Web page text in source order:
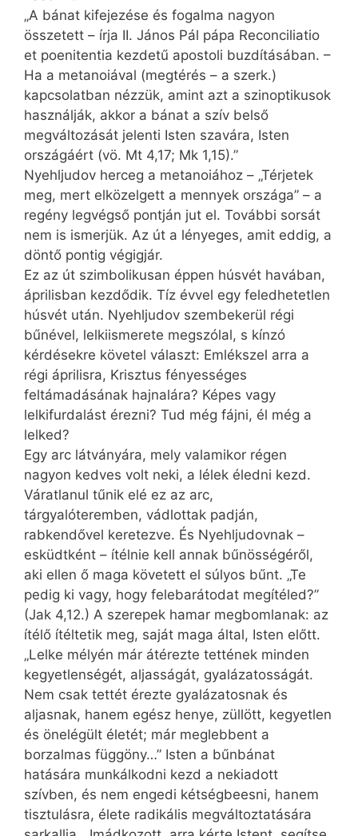
„A bánat kifejezése és fogalma nagyon
összetett – írja II. János Pál pápa Reconciliatio
et poenitentia kezdetű apostoli buzdításában. –
Ha a metanoiával (megtérés – a szerk.)
kapcsolatban nézzük, amint azt a szinoptikusok
használják, akkor a bánat a szív belső
megváltozását jelenti Isten szavára, Isten
országáért (vö. Mt 4,17; Mk 1,15).”
Nyehljudov herceg a metanoiához – „Térjetek
meg, mert elközelgett a mennyek országa” – a
regény legvégső pontján jut el. További sorsát
nem is ismerjük. Az út a lényeges, amit eddig, a
döntő pontig végigjár.
Ez az út szimbolikusan éppen húsvét havában,
áprilisban kezdődik. Tíz évvel egy feledhetetlen
húsvét után. Nyehljudov szembekerül régi
bűnével, lelkiismerete megszólal, s kínzó
kérdésekre követel választ: Emlékszel arra a
régi áprilisra, Krisztus fényességes
feltámadásának hajnalára? Képes vagy
lelkifurdalást érezni? Tud még fájni, él még a
lelked?
Egy arc látványára, mely valamikor régen
nagyon kedves volt neki, a lélek éledni kezd.
Váratlanul tűnik elé ez az arc,
tárgyalóteremben, vádlottak padján,
rabkendővel keretezve. És Nyehljudovnak –
esküdtként – ítélnie kell annak bűnösségéről,
aki ellen ő maga követett el súlyos bűnt. „Te
pedig ki vagy, hogy felebarátodat megítéled?”
(Jak 4,12.) A szerepek hamar megbomlanak: az
ítélő ítéltetik meg, saját maga által, Isten előtt.
„Lelke mélyén már átérezte tettének minden
kegyetlenségét, aljasságát, gyalázatosságát.
Nem csak tettét érezte gyalázatosnak és
aljasnak, hanem egész henye, züllött, kegyetlen
és önelégült életét; már meglebbent a
borzalmas függöny…” Isten a bűnbánat
hatására munkálkodni kezd a nekiadott
szívben, és nem engedi kétségbeesni, hanem
tisztulásra, élete radikális megváltoztatására